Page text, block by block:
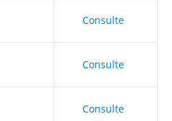
Consulte
Consulte
Consulte